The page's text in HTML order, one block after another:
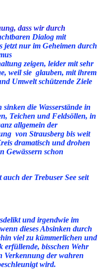
dass wir durch
Dialog mit
jetzt nur im Geheimen durch
zeigen, leidermitsehr
weil sie glauben, mit ihrem
Umwelt schützende Ziele
die Wasserstände in
Teichen und Feldsöllen, in
allgemein der
von Strausberg bis weit
dramatisch und drohen
Gewässern schon
auch der Trebuser See seit
und irgendwie im
dieses Absinken durch
viel zu kümmerlichen und
erfüllende, bisschen Wehr
der wahren
wird.